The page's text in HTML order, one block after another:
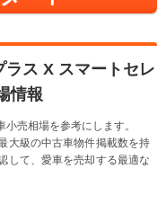
ラス X スマートセレ
情報
売相場を参考にします。
大級の中古車物件掲載数を持
して、愛車を売却する最適な